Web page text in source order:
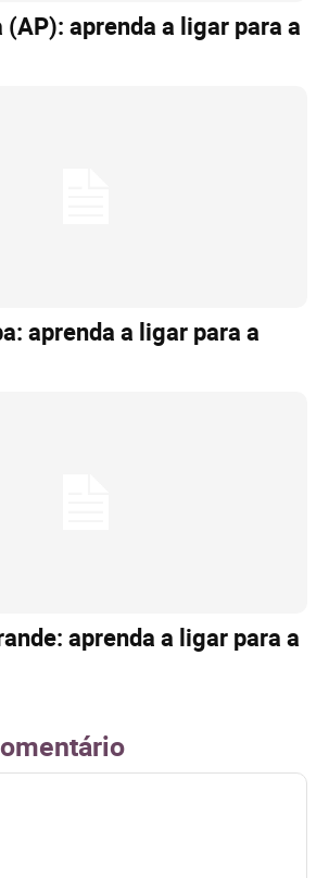
(AP): aprenda a ligar para a
aprenda a ligar para a
aprenda a ligar para a